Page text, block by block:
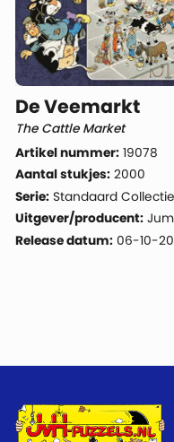
De Veemarkt
The Cattle Market
Artikel nummer: 19078
Aantal stukjes: 2000
Serie: Standaard Collectie
Uitgever/producent:
Release datum: 06-10-